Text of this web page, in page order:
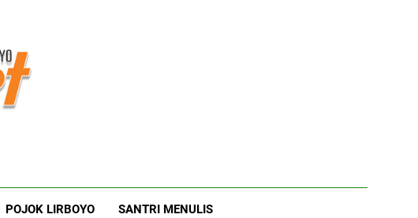
POJOK LIRBOYO SANTRI MENULIS